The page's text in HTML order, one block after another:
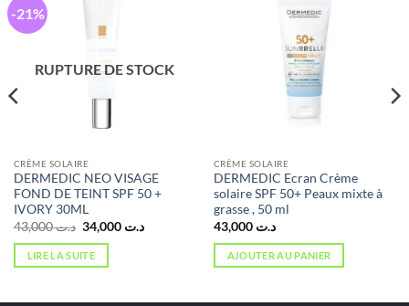
-21%
RUPTURE DE STOCK
CRÈME SOLAIRE
DERMEDIC NEO VISAGE
FOND DE TEINT SPF 50 +
IVORY 30ML
د.ت43,000
Le
prix
initial
était :
د.ت 34,000
Le
LIRE LA SUITE
CRÈME SOLAIRE
DERMEDIC Ecran Crème
solaire SPF 50+ Peaux mixte à
grasse , 50 ml
د.ت 43,000
AJOUTER AU PANIER